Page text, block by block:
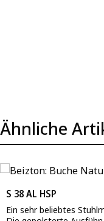
Ähnliche
Produktgalerie
S 38 AL HSP
Ein sehr beliebtes
Die gepolsterte